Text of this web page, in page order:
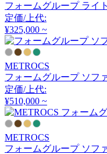
arper
アルペール
arrmet
アーメット
ART WORK
フォームグループ ライ
定価/上代:
¥325,000 ~
METROCS
フォームグループ ソフ
定価/上代:
¥510,000 ~
METROCS
フォームグループ ソフ